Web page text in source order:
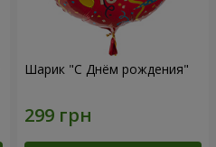
Шарик "С Днём рождения"